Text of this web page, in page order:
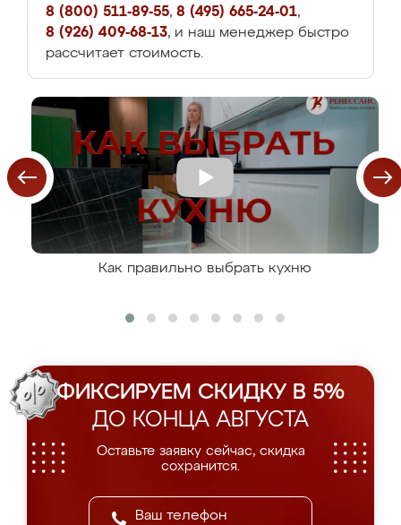
8 (800) 511-89-55, 8 (495) 665-24-01,
8 (926) 409-68-13, и наш менеджер быстро
рассчитает стоимость.
Как правильно выбрать кухню
ФИКСИРУЕМ СКИДКУ В 5%
ДО КОНЦА АВГУСТА
Оставьте заявку сейчас, скидка
сохранится.